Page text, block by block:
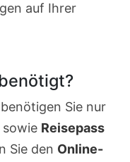
auf Ihrer
Sie nur
sowie Reisepass
Sie den Online-